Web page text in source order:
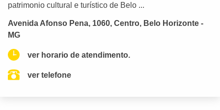
patrimonio cultural e turístico de Belo ...
Avenida Afonso Pena, 1060, Centro, Belo Horizonte -
MG
ver horario de atendimento.
ver telefone